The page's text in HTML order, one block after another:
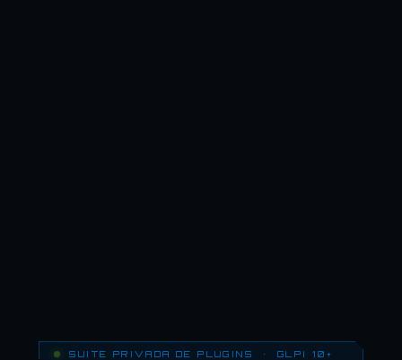
SUITE PRIVADA DE PLUGINS · GLPI 10+